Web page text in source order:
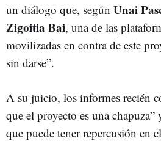
un diálogo que, según Unai
Zigoitia Bai, una de las
movilizadas en contra de este
sin darse”.
A su juicio, los informes recién
que el proyecto es una
que puede tener repercusión en